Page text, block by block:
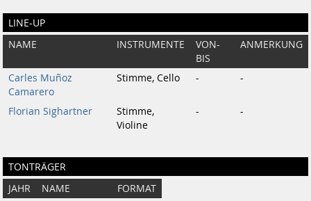
LINE-UP
NAME INSTRUMENTE
VON-
BIS
ANMERKUNG
Carles Muñoz
Camarero
Stimme, Cello - -
Florian Sighartner
Stimme,
Violine
- -
TONTRÄGER
JAHR NAME
FORMAT